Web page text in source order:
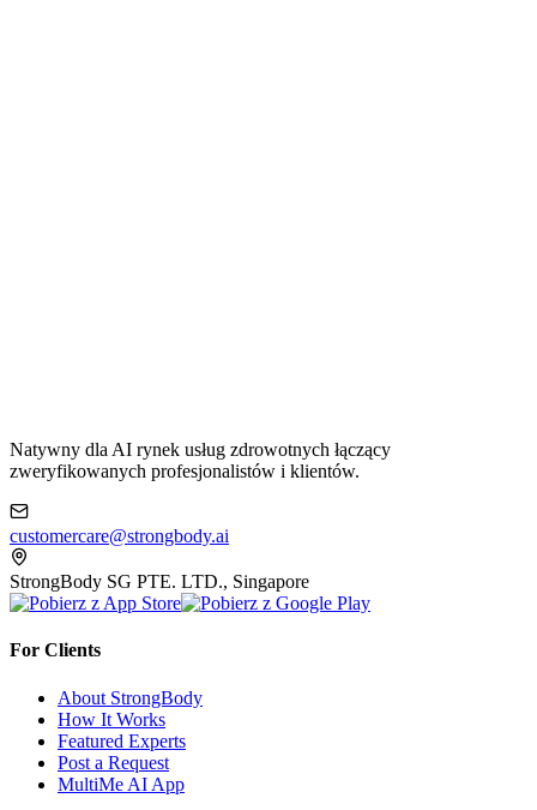
Natywny dla AI rynek usług zdrowotnych łączący
zweryfikowanych profesjonalistów i klientów.
customercare@strongbody.ai
StrongBody SG PTE. LTD., Singapore
For Clients
About StrongBody
How It Works
Featured Experts
Post a Request
MultiMe AI App